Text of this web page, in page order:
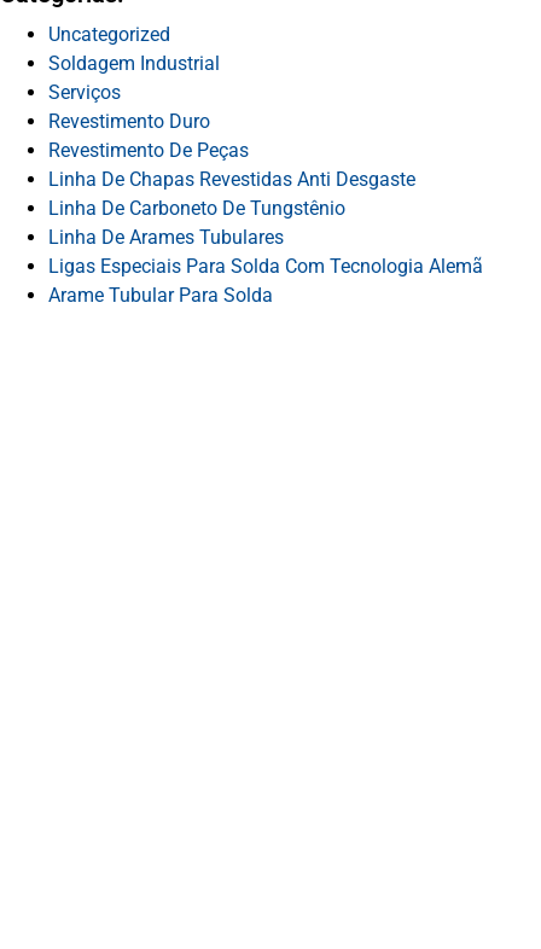
Uncategorized
Soldagem Industrial
Serviços
Revestimento Duro
Revestimento De Peças
Linha De Chapas Revestidas Anti Desgaste
Linha De Carboneto De Tungstênio
Linha De Arames Tubulares
Ligas Especiais Para Solda Com Tecnologia Alemã
Arame Tubular Para Solda